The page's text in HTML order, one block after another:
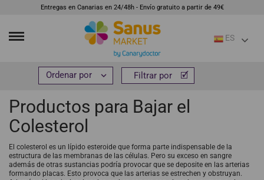
Entregas en Canarias en 24/48h - Envío gratuito a partir de 49€
ES
R Productos para Bajar el Colesterol
Productos para Bajar el
Colesterol
El colesterol es un lípido esteroide que forma parte indispensable de la
estructura de las membranas de las células. Pero su exceso en sangre
además de otras sustancias podría provocar que se deposite en las arterias
formando placas. Esto provoca que las arterias se estrechen y obstruyan.
 Filtrar por
 Filtrar por